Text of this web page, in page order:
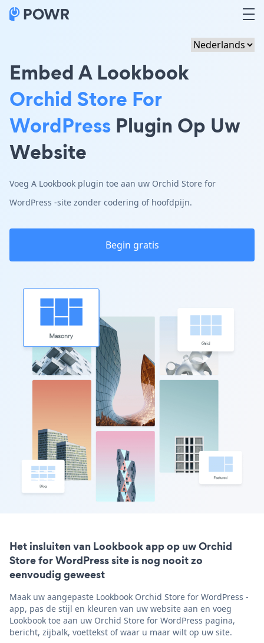
Embed A Lookbook
Orchid Store For
WordPress Plugin Op Uw
Website
Voeg A Lookbook plugin toe aan uw Orchid Store for
WordPress -site zonder codering of hoofdpijn.
Begin gratis
Het insluiten van Lookbook app op uw Orchid
Store for WordPress site is nog nooit zo
eenvoudig geweest
Maak uw aangepaste Lookbook Orchid Store for WordPress -
app, pas de stijl en kleuren van uw website aan en voeg
Lookbook toe aan uw Orchid Store for WordPress pagina,
bericht, zijbalk, voettekst of waar u maar wilt op uw site.